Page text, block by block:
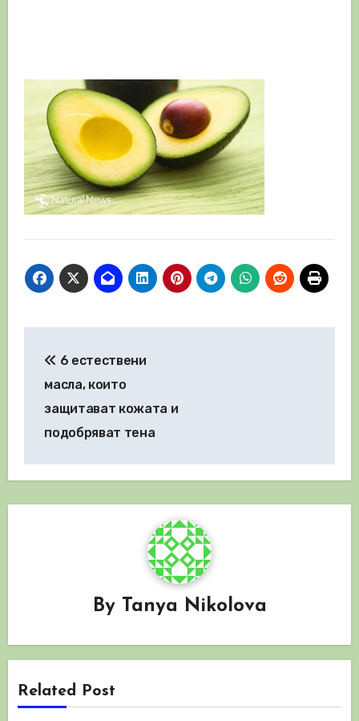
6 естествени
масла, които
защитават кожата и
подобряват тена
By Tanya Nikolova
Related Post